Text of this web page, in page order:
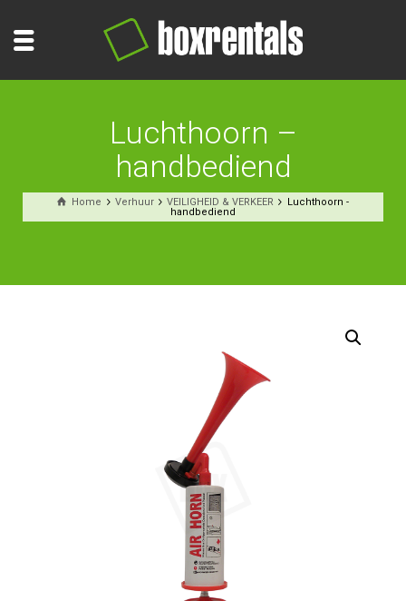
Luchthoorn –
handbediend
Home Verhuur VEILIGHEID & VERKEER
Luchthoorn -
handbediend